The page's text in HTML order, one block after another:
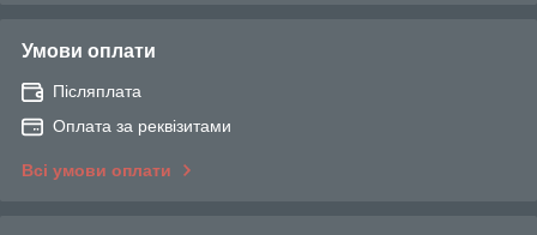
Умови оплати
Післяплата
Оплата за реквізитами
Всі умови оплати